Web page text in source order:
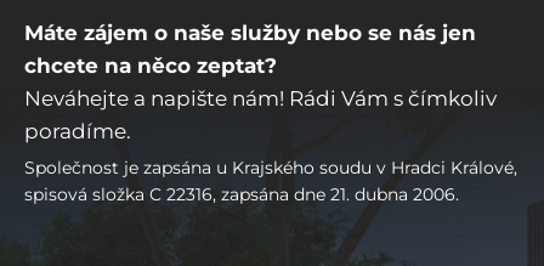
Máte zájem o naše služby nebo se nás jen
chcete na něco zeptat?
Neváhejte a napište nám! Rádi Vám s čímkoliv
poradíme.
Společnost je zapsána u Krajského soudu v Hradci Králové,
spisová složka C 22316, zapsána dne 21. dubna 2006.